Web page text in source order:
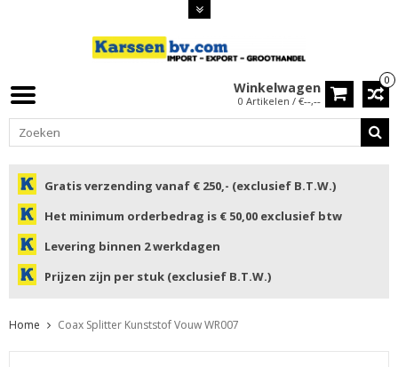
0
Winkelwagen
0 Artikelen / €--,--
Gratis verzending vanaf € 250,- (exclusief B.T.W.)
Het minimum orderbedrag is € 50,00 exclusief btw
Levering binnen 2 werkdagen
Prijzen zijn per stuk (exclusief B.T.W.)
Home Coax Splitter Kunststof Vouw WR007